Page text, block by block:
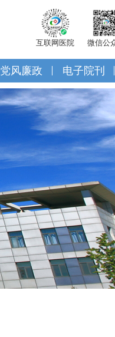
互联网医院 微信公
党风廉政 电子院刊